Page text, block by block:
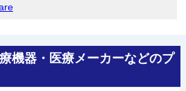
機器・医療メーカーなどのプ